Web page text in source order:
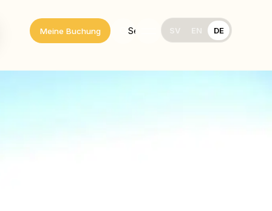
Search
Meine Buchung SV EN DE